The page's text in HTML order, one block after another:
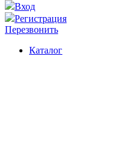
Вход
Регистрация
Перезвонить
Каталог